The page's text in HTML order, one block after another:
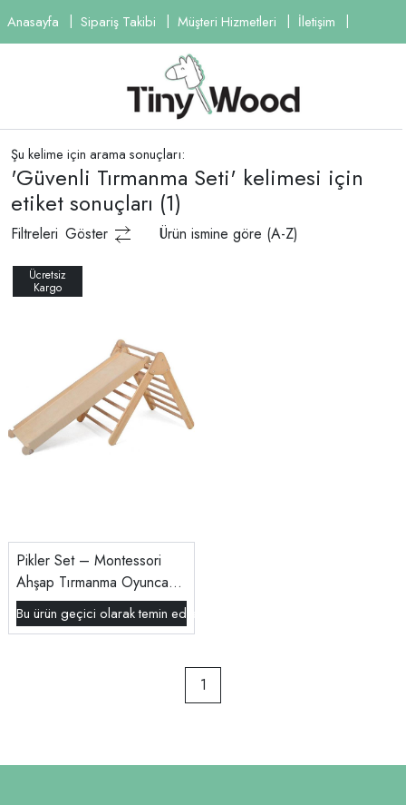
Anasayfa Sipariş Takibi Müşteri Hizmetleri İletişim
Şu kelime için arama sonuçları:
'Güvenli Tırmanma Seti' kelimesi için
etiket sonuçları (1)
Filtreleri Göster Ürün ismine göre (A-Z)
Pikler Set – Montessori
Ahşap Tırmanma Oyuncağı
(Üçgen + Merdiven)
Bu ürün geçici olarak temin edilememektedir.
1